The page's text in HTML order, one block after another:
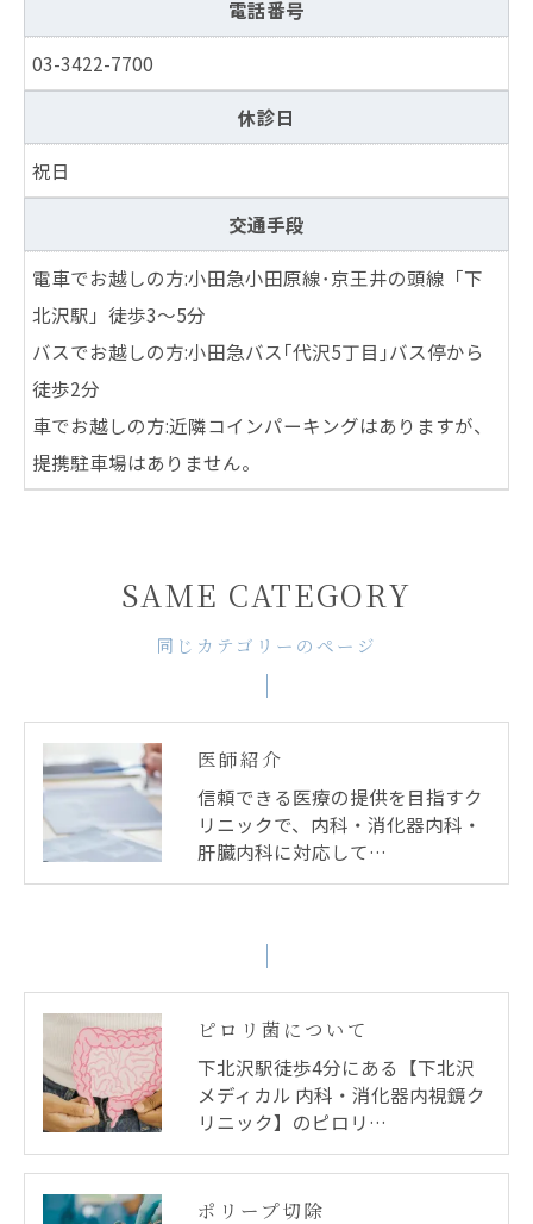
電話番号
03-3422-7700
休診日
祝日
交通手段
電車でお越しの方:小田急小田原線･京王井の頭線「下
北沢駅」徒歩3～5分
バスでお越しの方:小田急バス｢代沢5丁目｣バス停から
徒歩2分
車でお越しの方:近隣コインパーキングはありますが、
提携駐車場はありません。
同じカテゴリーのページ
SAME CATEGORY
医師紹介
信頼できる医療の提供を目指すク
リニックで、内科・消化器内科・
肝臓内科に対応して…
ピロリ菌について
下北沢駅徒歩4分にある【下北沢
メディカル 内科・消化器内視鏡ク
リニック】のピロリ…
ポリープ切除